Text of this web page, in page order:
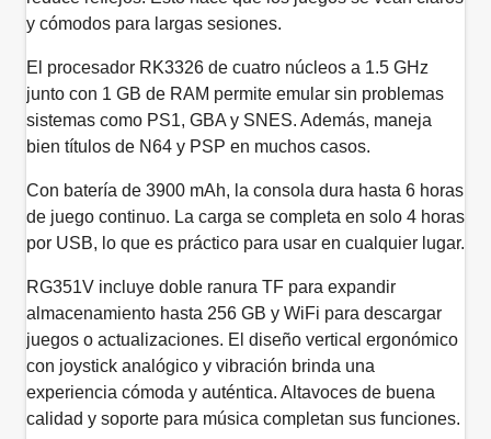
y cómodos para largas sesiones.
El procesador RK3326 de cuatro núcleos a 1.5 GHz
junto con 1 GB de RAM permite emular sin problemas
sistemas como PS1, GBA y SNES. Además, maneja
bien títulos de N64 y PSP en muchos casos.
Con batería de 3900 mAh, la consola dura hasta 6 horas
de juego continuo. La carga se completa en solo 4 horas
por USB, lo que es práctico para usar en cualquier lugar.
RG351V incluye doble ranura TF para expandir
almacenamiento hasta 256 GB y WiFi para descargar
juegos o actualizaciones. El diseño vertical ergonómico
con joystick analógico y vibración brinda una
experiencia cómoda y auténtica. Altavoces de buena
calidad y soporte para música completan sus funciones.